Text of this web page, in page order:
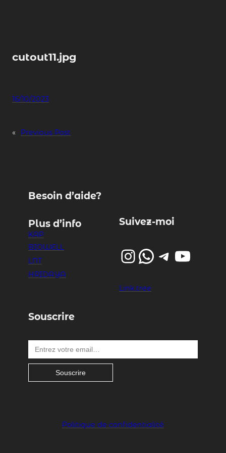
cutout11.jpg
16/10/2023
« Previous Post
Besoin d’aide?
Plus d’info
KAP
BIOWELL
LNT
HRIDAYA
Suivez-moi
InstagramWhatsApp Telegram YouTube
Link.tree
Souscrire
Entrez votre email…
Souscrire
Politique de confidentialité